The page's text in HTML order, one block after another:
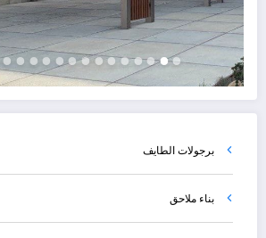
برجولات الطايف
بناء ملاحق